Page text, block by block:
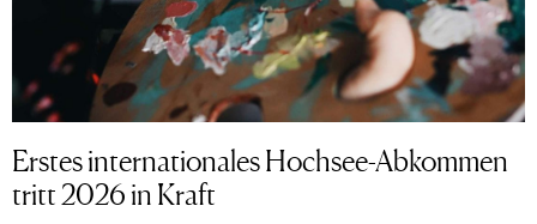
Erstes internationales Hochsee-Abkommen
tritt 2026 in Kraft